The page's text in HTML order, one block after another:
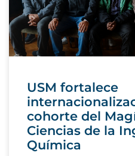
USM fortalece
cohorte del
Ciencias de la
Química